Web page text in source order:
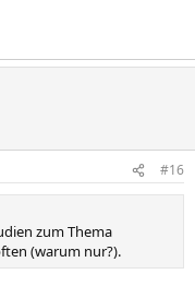
#16
zum Thema
(warum nur?).